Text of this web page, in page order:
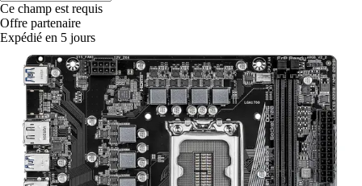
Ce champ est requis
Offre partenaire
Expédié en 5 jours